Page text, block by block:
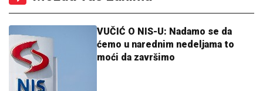
VUČIĆ O NIS-U: Nadamo se da
ćemo u narednim nedeljama to
moći da završimo